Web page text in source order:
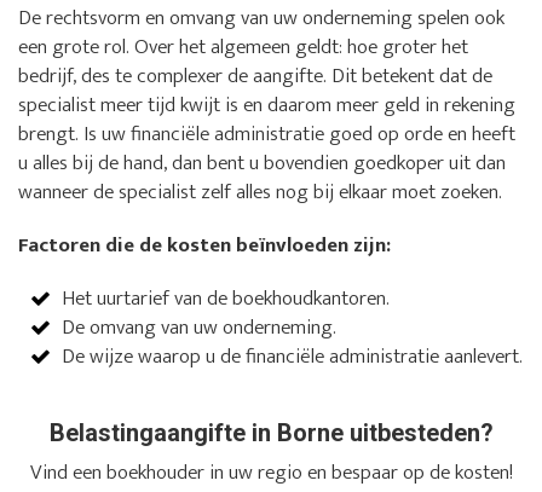
De rechtsvorm en omvang van uw onderneming spelen ook
een grote rol. Over het algemeen geldt: hoe groter het
bedrijf, des te complexer de aangifte. Dit betekent dat de
specialist meer tijd kwijt is en daarom meer geld in rekening
brengt. Is uw financiële administratie goed op orde en heeft
u alles bij de hand, dan bent u bovendien goedkoper uit dan
wanneer de specialist zelf alles nog bij elkaar moet zoeken.
Factoren die de kosten beïnvloeden zijn:
Het uurtarief van de boekhoudkantoren.
De omvang van uw onderneming.
De wijze waarop u de financiële administratie aanlevert.
Belastingaangifte in Borne uitbesteden?
Vind een boekhouder in uw regio en bespaar op de kosten!